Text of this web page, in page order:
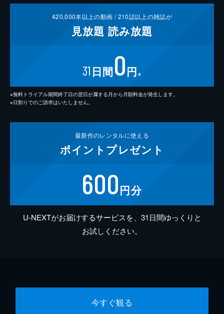
420,000本以上の動画 /210誌以上の雑誌が
見放題 読み放題
31 日間0円 ※
※無料トライアル期間終了日の翌日が属する月から月額料金が発生します。
※日割りでのご請求はいたしません。
最新作のレンタルに使える
ポイント プレゼント
600円分
U-NEXTがお届けするサービスを、31日間ゆっくりと
お試しください。
今すぐ観る